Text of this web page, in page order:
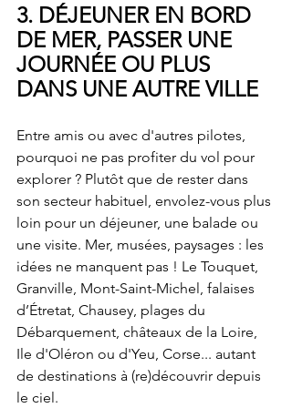
3. DÉJEUNER EN BORD
DE MER, PASSER UNE
JOURNÉE OU PLUS
DANS UNE AUTRE VILLE
Entre amis ou avec d'autres pilotes,
pourquoi ne pas profiter du vol pour
explorer ? Plutôt que de rester dans
son secteur habituel, envolez-vous plus
loin pour un déjeuner, une balade ou
une visite. Mer, musées, paysages : les
idées ne manquent pas ! Le Touquet,
Granville, Mont-Saint-Michel, falaises
d’Étretat, Chausey, plages du
Débarquement, châteaux de la Loire,
Ile d'Oléron ou d'Yeu, Corse... autant
de destinations à (re)découvrir depuis
le ciel.